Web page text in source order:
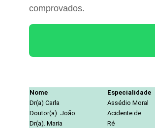
comprovados.
Nome Especialidade
Dr(a) Carla
Assédio Moral
Doutor(a). João
Acidente de
Dr(a). Maria
Ré